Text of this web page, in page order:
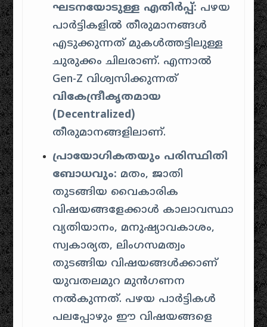
ഘടനയോടുള്ള എതിർപ്പ്: പഴയ
പാർട്ടികളിൽ തീരുമാനങ്ങൾ
എടുക്കുന്നത് മുകൾത്തട്ടിലുള്ള
ചുരുക്കം ചിലരാണ്. എന്നാൽ
Gen-Z വിശ്വസിക്കുന്നത്
വികേന്ദ്രീകൃതമായ
(Decentralized)
തീരുമാനങ്ങളിലാണ്.
പ്രായോഗികതയും പരിസ്ഥിതി
ബോധവും: മതം, ജാതി
തുടങ്ങിയ വൈകാരിക
വിഷയങ്ങളേക്കാൾ കാലാവസ്ഥാ
വ്യതിയാനം, മനുഷ്യാവകാശം,
സ്വകാര്യത, ലിംഗസമത്വം
തുടങ്ങിയ വിഷയങ്ങൾക്കാണ്
യുവതലമുറ മുൻഗണന
നൽകുന്നത്. പഴയ പാർട്ടികൾ
പലപ്പോഴും ഈ വിഷയങ്ങളെ